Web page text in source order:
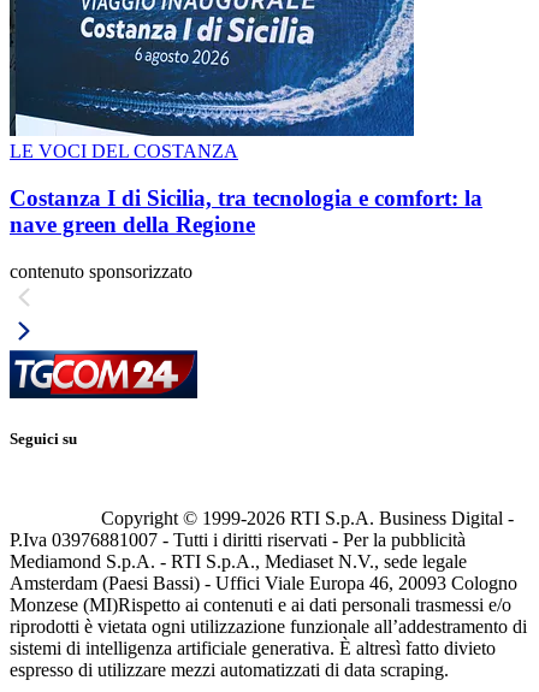
LE VOCI DEL COSTANZA
Costanza I di Sicilia, tra tecnologia e comfort: la
nave green della Regione
contenuto sponsorizzato
Seguici su
Copyright © 1999-2026 RTI S.p.A. Business Digital -
P.Iva 03976881007 - Tutti i diritti riservati - Per la pubblicità
Mediamond S.p.A. - RTI S.p.A., Mediaset N.V., sede legale
Amsterdam (Paesi Bassi) - Uffici Viale Europa 46, 20093 Cologno
Monzese (MI)Rispetto ai contenuti e ai dati personali trasmessi e/o
riprodotti è vietata ogni utilizzazione funzionale all’addestramento di
sistemi di intelligenza artificiale generativa. È altresì fatto divieto
espresso di utilizzare mezzi automatizzati di data scraping.